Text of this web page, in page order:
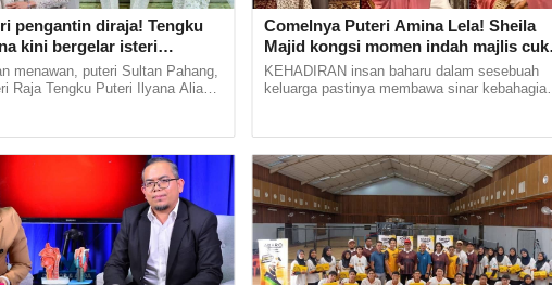
China atau Australia, semuanya
zaman duda, kahwini Rohanita. 'Dia
kekuranganku. Terima kasih terima
pengantin diraja! Tengku
kini bergelar isteri
Lionel Froggatt
menawan, puteri Sultan Pahang,
Raja Tengku Puteri Ilyana Alia
Comelnya Puteri Amina Lela! Sheila
Majid kongsi momen indah majlis
jambul cucu sulung -'Syukur
alhamdulillah'
KEHADIRAN insan baharu dalam sesebuah
keluarga pastinya membawa sinar